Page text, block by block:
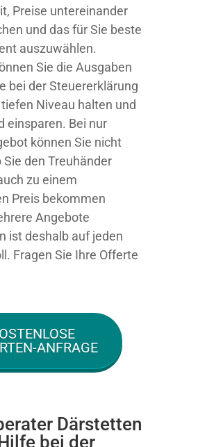
Preise untereinander
und das für Sie beste
auszuwählen.
Sie die Ausgaben
bei der Steuererklärung
Niveau halten und
einsparen. Bei nur
können Sie nicht
Sie den Treuhänder
zu einem
Preis bekommen
Angebote
ist deshalb auf jeden
Fragen Sie Ihre Offerte
ANFRAGE
Därstetten
bei der